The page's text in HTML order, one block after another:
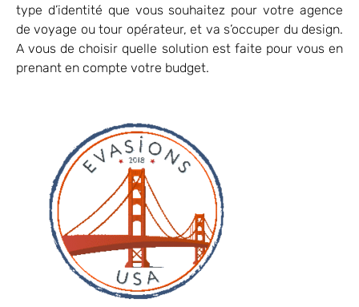
type d’identité que vous souhaitez pour votre agence
de voyage ou tour opérateur, et va s’occuper du design.
A vous de choisir quelle solution est faite pour vous en
prenant en compte votre budget.